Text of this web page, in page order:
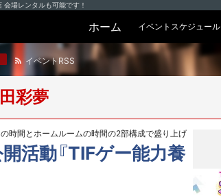
会場レンタルも可能です！
ホーム イベントスケジュール
イベントRSS
彩夢
時間とホームルームの時間の2部構成で盛り上げ
活動『TIFゲー能力養